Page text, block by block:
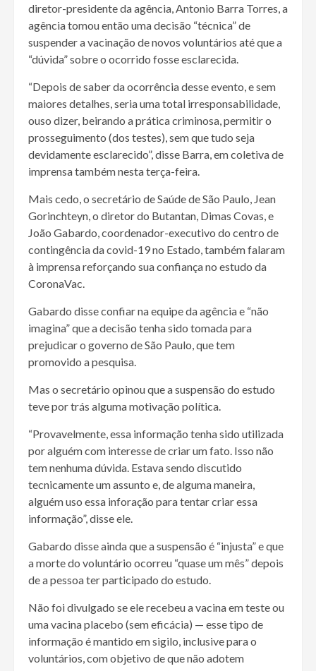
diretor-presidente da agência, Antonio Barra Torres, a
agência tomou então uma decisão “técnica” de
suspender a vacinação de novos voluntários até que a
“dúvida” sobre o ocorrido fosse esclarecida.
“Depois de saber da ocorrência desse evento, e sem
maiores detalhes, seria uma total irresponsabilidade,
ouso dizer, beirando a prática criminosa, permitir o
prosseguimento (dos testes), sem que tudo seja
devidamente esclarecido”, disse Barra, em coletiva de
imprensa também nesta terça-feira.
Mais cedo, o secretário de Saúde de São Paulo, Jean
Gorinchteyn, o diretor do Butantan, Dimas Covas, e
João Gabardo, coordenador-executivo do centro de
contingência da covid-19 no Estado, também falaram
à imprensa reforçando sua confiança no estudo da
CoronaVac.
Gabardo disse confiar na equipe da agência e “não
imagina” que a decisão tenha sido tomada para
prejudicar o governo de São Paulo, que tem
promovido a pesquisa.
Mas o secretário opinou que a suspensão do estudo
teve por trás alguma motivação política.
“Provavelmente, essa informação tenha sido utilizada
por alguém com interesse de criar um fato. Isso não
tem nenhuma dúvida. Estava sendo discutido
tecnicamente um assunto e, de alguma maneira,
alguém uso essa inforação para tentar criar essa
informação”, disse ele.
Gabardo disse ainda que a suspensão é “injusta” e que
a morte do voluntário ocorreu “quase um mês” depois
de a pessoa ter participado do estudo.
Não foi divulgado se ele recebeu a vacina em teste ou
uma vacina placebo (sem eficácia) — esse tipo de
informação é mantido em sigilo, inclusive para o
voluntários, com objetivo de que não adotem